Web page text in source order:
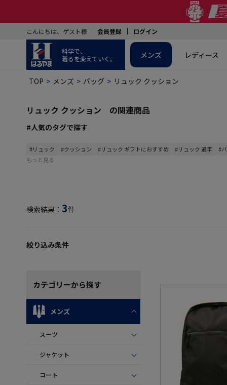
こんにちは、ゲスト様 会員登録 ログイン
科学で、
着るを変えていく。
メンズ レディース
TOP メンズ バッグ リュック クッション
リュック クッション の関連商品
#人気のタグで探す
#リュック #クッション #リュック ギフトにおすすめ #リュック 通年
#
もっと見る
検索結果： 3件
絞り込み条件
カテゴリーから探す
メンズ
スーツ
ジャケット
コート